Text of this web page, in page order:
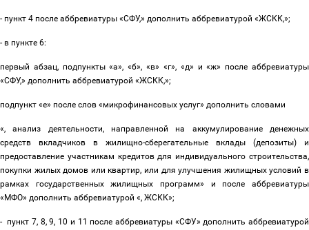
- пункт 4 после аббревиатуры «СФУ,» дополнить аббревиатурой «ЖСКК,»;
- в пункте 6:
первый абзац, подпункты «а», «б», «в» «г», «д» и «ж» после аббревиатуры
«СФУ,» дополнить аббревиатурой «ЖСКК,»;
подпункт «е» после слов «микрофинансовых услуг» дополнить словами
«, анализ деятельности, направленной на аккумулирование денежных
средств вкладчиков в жилищно-сберегательные вклады (депозиты) и
предоставление участникам кредитов для индивидуального строительства,
покупки жилых домов или квартир, или для улучшения жилищных условий в
рамках государственных жилищных программ» и после аббревиатуры
«МФО» дополнить аббревиатурой «, ЖСКК»;
- пункт 7, 8, 9, 10 и 11 после аббревиатуры «СФУ» дополнить аббревиатурой